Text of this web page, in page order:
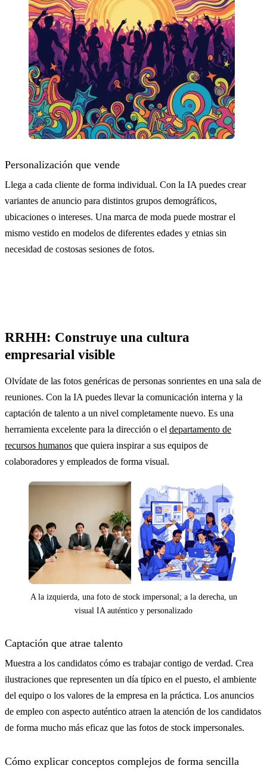
Personalización que vende
Llega a cada cliente de forma individual. Con la IA puedes crear
variantes de anuncio para distintos grupos demográficos,
ubicaciones o intereses. Una marca de moda puede mostrar el
mismo vestido en modelos de diferentes edades y etnias sin
necesidad de costosas sesiones de fotos.
RRHH: Construye una cultura
empresarial visible
Olvídate de las fotos genéricas de personas sonrientes en una sala de
reuniones. Con la IA puedes llevar la comunicación interna y la
captación de talento a un nivel completamente nuevo. Es una
herramienta excelente para la dirección o el departamento de
recursos humanos que quiera inspirar a sus equipos de
colaboradores y empleados de forma visual.
A la izquierda, una foto de stock impersonal; a la derecha, un
visual IA auténtico y personalizado
Captación que atrae talento
Muestra a los candidatos cómo es trabajar contigo de verdad. Crea
ilustraciones que representen un día típico en el puesto, el ambiente
del equipo o los valores de la empresa en la práctica. Los anuncios
de empleo con aspecto auténtico atraen la atención de los candidatos
de forma mucho más eficaz que las fotos de stock impersonales.
Cómo explicar conceptos complejos de forma sencilla